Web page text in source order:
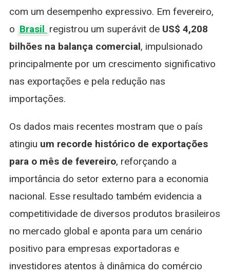
Fevereiro
E
Superávit
De
com um desempenho expressivo. Em fevereiro,
o Brasil registrou um superávit de US$ 4,208
bilhões na balança comercial, impulsionado
principalmente por um crescimento significativo
nas exportações e pela redução nas
importações.
Os dados mais recentes mostram que o país
atingiu um recorde histórico de exportações
para o mês de fevereiro, reforçando a
importância do setor externo para a economia
nacional. Esse resultado também evidencia a
competitividade de diversos produtos brasileiros
no mercado global e aponta para um cenário
positivo para empresas exportadoras e
investidores atentos à dinâmica do comércio